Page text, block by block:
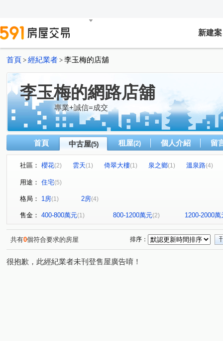
新建案
首頁 > 經紀業者 > 李玉梅的店舖
李玉梅的網路店舖
專業+誠信=成交
首頁 中古屋(5) 租屋(2) 個人介紹 留
社區： 櫻花(2) 雲天(1) 倚翠大樓(1) 泉之鄉(1) 溫泉路(4)
用途： 住宅(5)
格局： 1房(1) 2房(4)
售金： 400-800萬元(1) 800-1200萬元(2) 1200-2000萬
共有0個符合要求的房屋 排序：
很抱歉，此經紀業者未刊登售屋廣告唷！